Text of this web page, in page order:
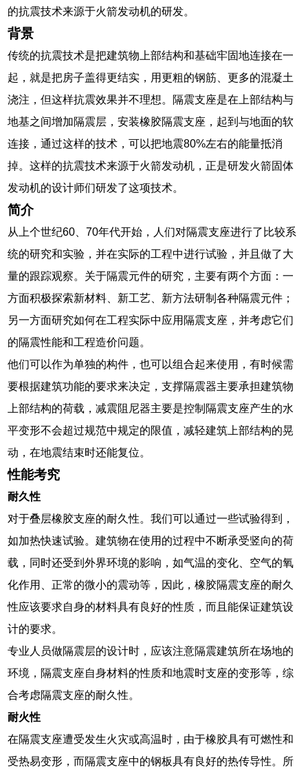
的抗震技术来源于火箭发动机的研发。
背景
传统的抗震技术是把建筑物上部结构和基础牢固地连接在一
起，就是把房子盖得更结实，用更粗的钢筋、更多的混凝土
浇注，但这样抗震效果并不理想。隔震支座是在上部结构与
地基之间增加隔震层，安装橡胶隔震支座，起到与地面的软
连接，通过这样的技术，可以把地震80%左右的能量抵消
掉。这样的抗震技术来源于火箭发动机，正是研发火箭固体
发动机的设计师们研发了这项技术。
简介
从上个世纪60、70年代开始，人们对隔震支座进行了比较系
统的研究和实验，并在实际的工程中进行试验，并且做了大
量的跟踪观察。关于隔震元件的研究，主要有两个方面：一
方面积极探索新材料、新工艺、新方法研制各种隔震元件；
另一方面研究如何在工程实际中应用隔震支座，并考虑它们
的隔震性能和工程造价问题。
他们可以作为单独的构件，也可以组合起来使用，有时候需
要根据建筑功能的要求来决定，支撑隔震器主要承担建筑物
上部结构的荷载，减震阻尼器主要是控制隔震支座产生的水
平变形不会超过规范中规定的限值，减轻建筑上部结构的晃
动，在地震结束时还能复位。
性能考究
耐久性
对于叠层橡胶支座的耐久性。我们可以通过一些试验得到，
如加热快速试验。建筑物在使用的过程中不断承受竖向的荷
载，同时还受到外界环境的影响，如气温的变化、空气的氧
化作用、正常的微小的震动等，因此，橡胶隔震支座的耐久
性应该要求自身的材料具有良好的性质，而且能保证建筑设
计的要求。
专业人员做隔震层的设计时，应该注意隔震建筑所在场地的
环境，隔震支座自身材料的性质和地震时支座的变形等，综
合考虑隔震支座的耐久性。
耐火性
在隔震支座遭受发生火灾或高温时，由于橡胶具有可燃性和
受热易变形，而隔震支座中的钢板具有良好的热传导性。所